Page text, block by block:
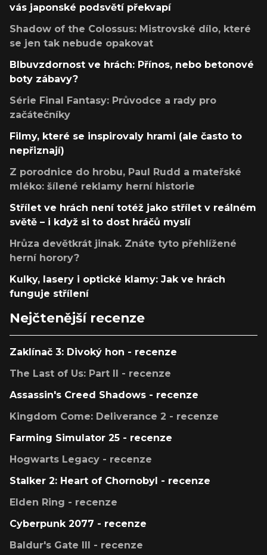
vás japonské podsvětí překvapí
Shadow of the Colossus: Mistrovské dílo, které
se jen tak nebude opakovat
Blbuvzdornost ve hrách: Přínos, nebo betonové
boty zábavy?
Série Final Fantasy: Průvodce a rady pro
začátečníky
Filmy, které se inspirovaly hrami (ale často to
nepřiznají)
Z porodnice do hrobu, Paul Rudd a mateřské
mléko: šílené reklamy herní historie
Střílet ve hrách není totéž jako střílet v reálném
světě – i když si to dost hráčů myslí
Hrůza devětkrát jinak. Znáte tyto přehlížené
herní horory?
Kulky, lasery i optické klamy: Jak ve hrách
funguje střílení
Nejčtenější recenze
Zaklínač 3: Divoký hon - recenze
The Last of Us: Part II - recenze
Assassin's Creed Shadows - recenze
Kingdom Come: Deliverance 2 - recenze
Farming Simulator 25 - recenze
Hogwarts Legacy - recenze
Stalker 2: Heart of Chornobyl - recenze
Elden Ring - recenze
Cyberpunk 2077 - recenze
Baldur's Gate III - recenze